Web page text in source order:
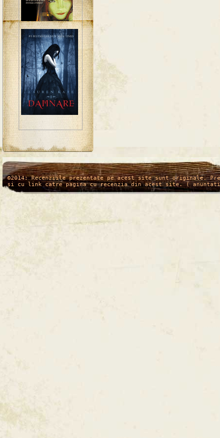
/* */
©2014: Recenziile prezentate pe acest site sunt originale.
si cu link catre pagina cu recenzia din acest site. (